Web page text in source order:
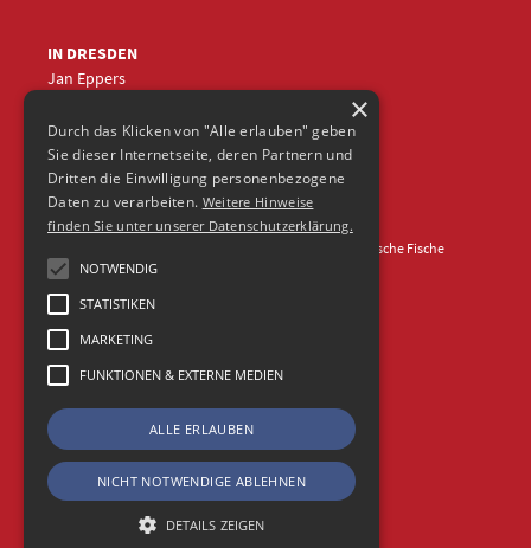
IN DRESDEN
Jan Eppers
jep@frische-fische.com
© 2026 Agentur Frische Fische
×
Durch das Klicken von "Alle erlauben" geben
Sie dieser Internetseite, deren Partnern und
Dritten die Einwilligung personenbezogene
Daten zu verarbeiten. Weitere Hinweise
finden Sie unter unserer Datenschutzerklärung.
NOTWENDIG
STATISTIKEN
MARKETING
FUNKTIONEN & EXTERNE MEDIEN
ALLE ERLAUBEN
NICHT NOTWENDIGE ABLEHNEN
DETAILS ZEIGEN